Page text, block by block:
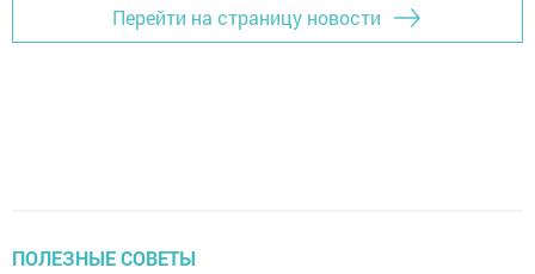
Перейти на страницу новости
ПОЛЕЗНЫЕ СОВЕТЫ